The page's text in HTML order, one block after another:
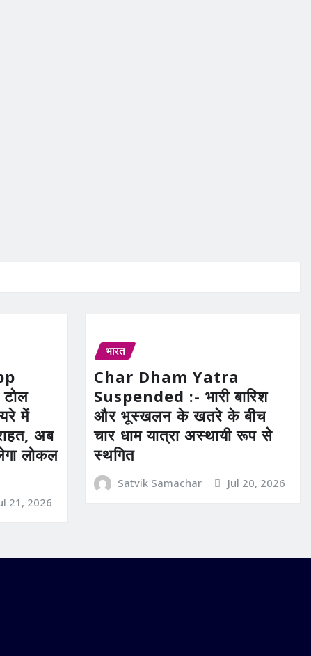
में
अब
लोकल
21, 2026
भारत
Char Dham Yatra
Suspended :- भारी बारिश
और भूस्खलन के खतरे के बीच
चार धाम यात्रा अस्थायी रूप से
स्थगित
Satvik Samachar Jul 20, 2026